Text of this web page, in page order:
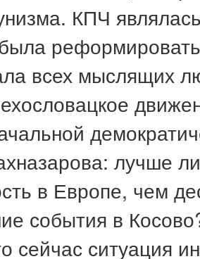
КПЧ
всех мыслящих
лучше
в Европе, чем
события в
сейчас ситуация